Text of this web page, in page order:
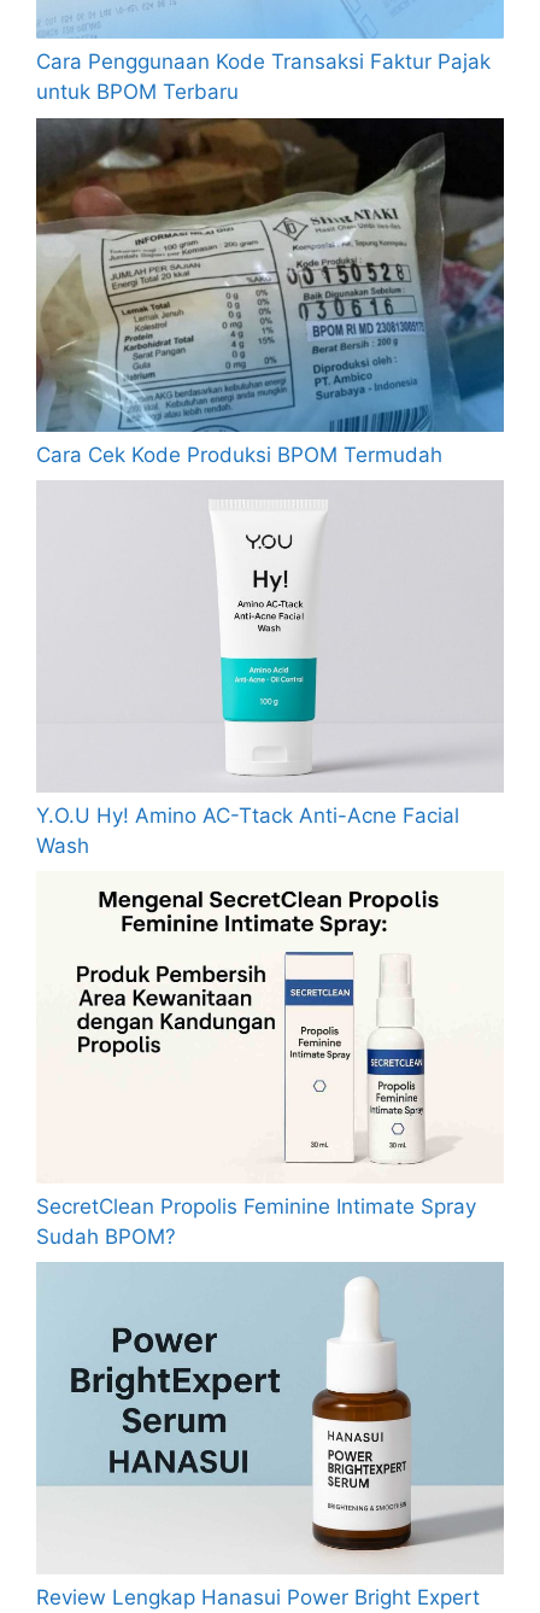
Cara Penggunaan Kode Transaksi Faktur Pajak
untuk BPOM Terbaru
Cara Cek Kode Produksi BPOM Termudah
Y.O.U Hy! Amino AC-Ttack Anti-Acne Facial
Wash
SecretClean Propolis Feminine Intimate Spray
Sudah BPOM?
Review Lengkap Hanasui Power Bright Expert